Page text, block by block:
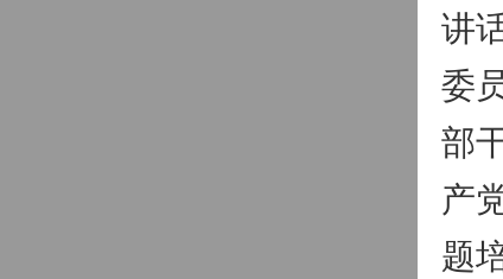
讲
委
部
产
题